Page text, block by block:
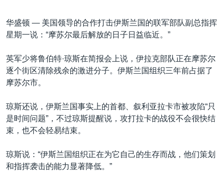
重要讲话与声明
南中国海争端
关注西藏
GEN Z 看美国
华盛顿 — 美国领导的合作打击伊斯兰国的联军部队副总指挥
星期一说：“摩苏尔最后解放的日子日益临近。”
英军少将鲁伯特·琼斯在简报会上说，伊拉克部队正在摩苏尔
逐个街区清除残余的激进分子。伊斯兰国组织三年前占据了
摩苏尔市。
琼斯还说，伊斯兰国事实上的首都、叙利亚拉卡市被攻陷“只
是时间问题”，不过琼斯提醒说，攻打拉卡的战役不会很快结
束，也不会轻易结束。
琼斯说：“伊斯兰国组织正在为它自己的生存而战，他们策划
和指挥袭击的能力显著降低。”